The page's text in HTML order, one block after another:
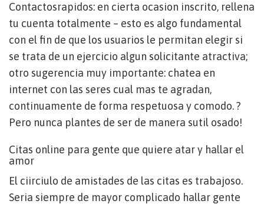
Contactosrapidos: en cierta ocasion inscrito, rellena
tu cuenta totalmente – esto es algo fundamental
con el fin de que los usuarios le permitan elegir si
se trata de un ejercicio algun solicitante atractiva;
otro sugerencia muy importante: chatea en
internet con las seres cual mas te agradan,
continuamente de forma respetuosa y comodo. ?
Pero nunca plantes de ser de manera sutil osado!
Citas online para gente que quiere atar y hallar el
amor
El ci­irciulo de amistades de las citas es trabajoso.
Seri­a siempre de mayor complicado hallar gente